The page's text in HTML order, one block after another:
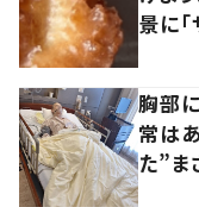
景に
胸部
常は
た”ま